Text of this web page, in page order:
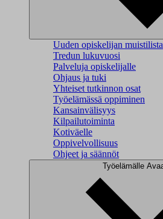
Uuden opiskelijan muistilista
Tredun lukuvuosi
Palveluja opiskelijalle
Ohjaus ja tuki
Yhteiset tutkinnon osat
Työelämässä oppiminen
Kansainvälisyys
Kilpailutoiminta
Kotiväelle
Oppivelvollisuus
Ohjeet ja säännöt
Työelämälle